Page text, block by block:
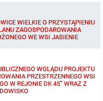
WIELKIE O PRZYSTĄPIENIU
ZAGOSPODAROWANIA
WE WSI JASIENIE
WGLĄDU PROJEKTU
PRZESTRZENNEGO WSI
W REJONIE DK 45” WRAZ Z